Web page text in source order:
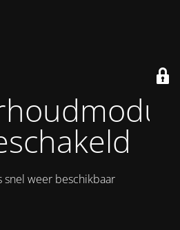
snel weer beschikbaar